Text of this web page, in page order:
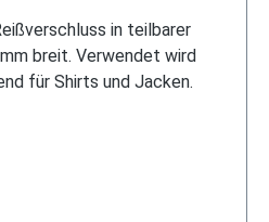
in teilbarer
wird
für Shirts und Jacken.